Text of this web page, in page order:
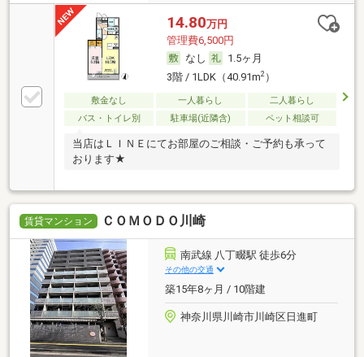
14.80万円
管理費6,500円
なし
1.5ヶ月
3階 / 1LDK（40.91m2）
敷金なし 一人暮らし
二人暮らし
バス・トイレ別
駐車場(近隣含) ペット相談可
当店はＬＩＮＥにてお部屋のご相談・ご予約も承って
おります★
賃貸マンション ＣＯＭＯＤＯ川崎
南武線 八丁畷駅 徒歩6分
その他の交通
築15年8ヶ月 / 10階建
神奈川県川崎市川崎区日進町